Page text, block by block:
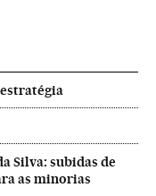
Silva: subidas de
as minorias